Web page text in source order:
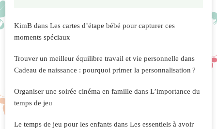
KimB dans Les cartes d’étape bébé pour capturer ces
moments spéciaux
Trouver un meilleur équilibre travail et vie personnelle dans
Cadeau de naissance : pourquoi primer la personnalisation ?
Organiser une soirée cinéma en famille dans L’importance du
temps de jeu
Le temps de jeu pour les enfants dans Les essentiels à avoir